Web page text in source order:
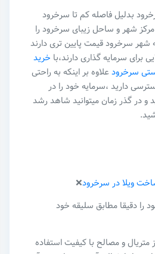
بدلیل فاصله کم تا سرخرود
شهر و ساحل زیبای سرخرود را
شهر سرخرود قیمت پایین تری دارند
برای سرمایه گذاری دارند،با خرید
سرخرود علاوه بر اینکه به راحتی
دارید ،سرمایه خود را در
و در گذر زمان میتوانید شاهد رشد
ویلا در سرخرود❌
را دقیقا مطابق سلیقه خود
متریال و مصالح با کیفیت استفاده